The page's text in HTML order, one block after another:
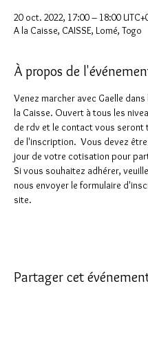
20 oct. 2022, 17:00 – 18:00
A la Caisse, CAISSE, Lomé, Togo
À propos de
Venez marcher avec Gaelle
la Caisse. Ouvert à tous les
de rdv et le contact vous seront
de l'inscription.  Vous devez
jour de votre cotisation pour
Si vous souhaitez adhérer,
nous envoyer le formulaire
site.
Partager cet